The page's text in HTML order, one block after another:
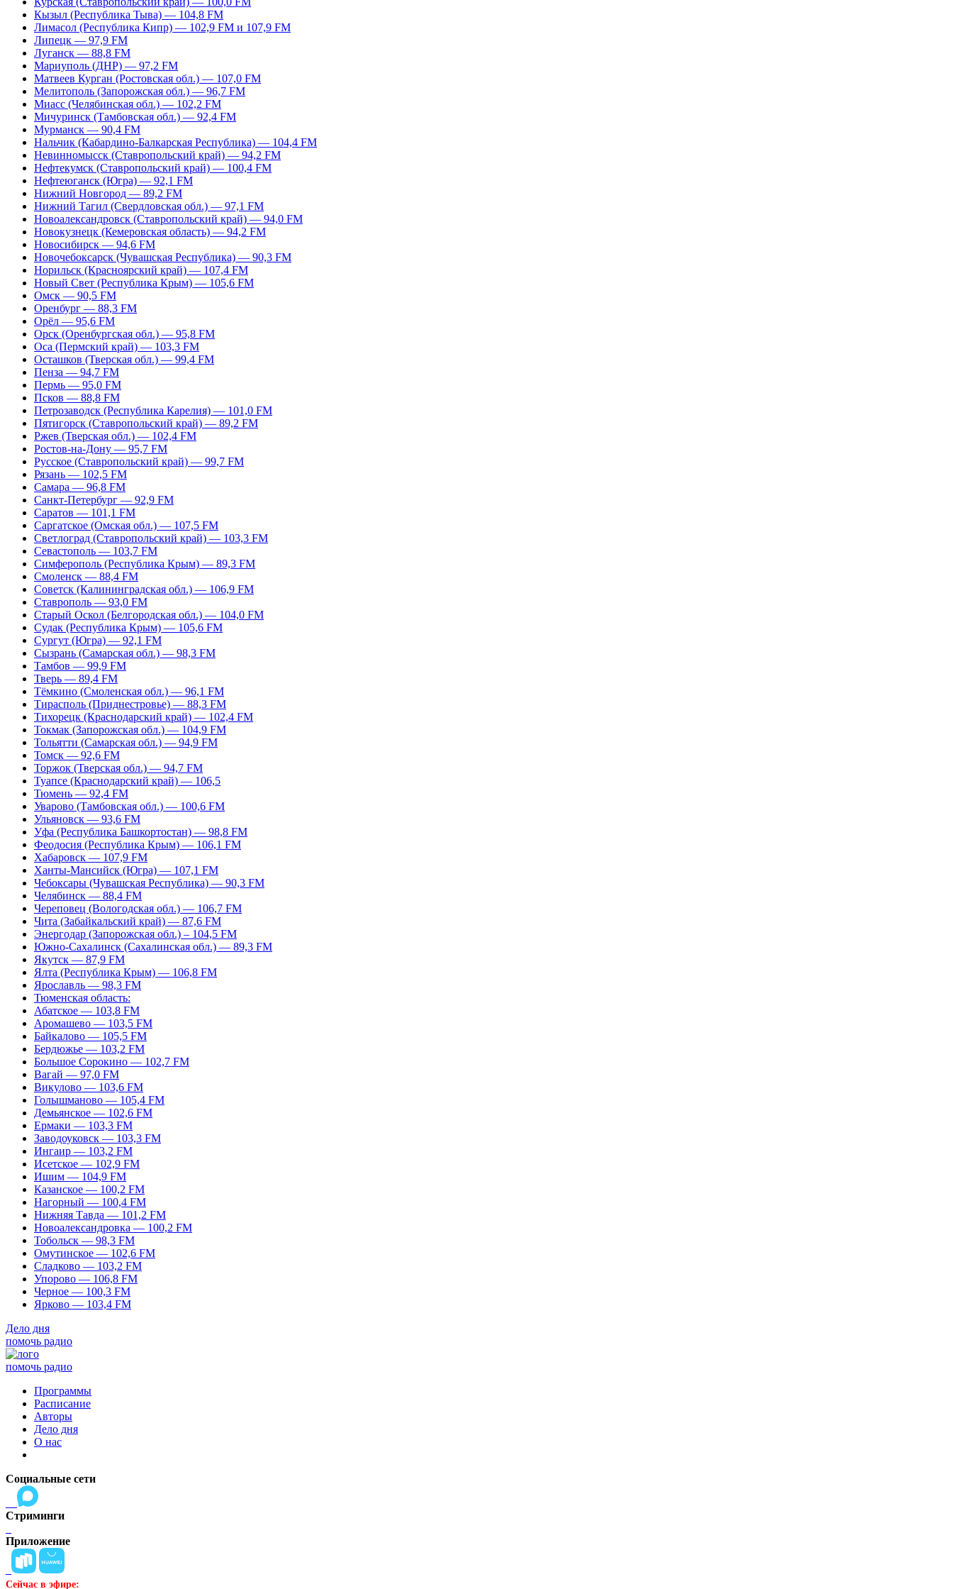
Кызыл (Республика Тыва) — 104,8 FM
Лимасол (Республика Кипр) — 102,9 FM и 107,9 FM
Липецк — 97,9 FM
Луганск — 88,8 FM
Мариуполь (ДНР) — 97,2 FM
Матвеев Курган (Ростовская обл.) — 107,0 FM
Мелитополь (Запорожская обл.) — 96,7 FM
Миасс (Челябинская обл.) — 102,2 FM
Мичуринск (Тамбовская обл.) — 92,4 FM
Мурманск — 90,4 FM
Нальчик (Кабардино-Балкарская Республика) — 104,4 FM
Невинномысск (Ставропольский край) — 94,2 FM
Нефтекумск (Ставропольский край) — 100,4 FM
Нефтеюганск (Югра) — 92,1 FM
Нижний Новгород — 89,2 FM
Нижний Тагил (Свердловская обл.) — 97,1 FM
Новоалександровск (Ставропольский край) — 94,0 FM
Новокузнецк (Кемеровская область) — 94,2 FM
Новосибирск — 94,6 FM
Новочебоксарск (Чувашская Республика) — 90,3 FM
Норильск (Красноярский край) — 107,4 FM
Новый Свет (Республика Крым) — 105,6 FM
Омск — 90,5 FM
Оренбург — 88,3 FM
Орёл — 95,6 FM
Орск (Оренбургская обл.) — 95,8 FM
Оса (Пермский край) — 103,3 FM
Осташков (Тверская обл.) — 99,4 FM
Пенза — 94,7 FM
Пермь — 95,0 FM
Псков — 88,8 FM
Петрозаводск (Республика Карелия) — 101,0 FM
Пятигорск (Ставропольский край) — 89,2 FM
Ржев (Тверская обл.) — 102,4 FM
Ростов-на-Дону — 95,7 FM
Русское (Ставропольский край) — 99,7 FM
Рязань — 102,5 FM
Самара — 96,8 FM
Санкт-Петербург — 92,9 FM
Саратов — 101,1 FM
Саргатское (Омская обл.) — 107,5 FM
Светлоград (Ставропольский край) — 103,3 FM
Севастополь — 103,7 FM
Симферополь (Республика Крым) — 89,3 FM
Смоленск — 88,4 FM
Советск (Калининградская обл.) — 106,9 FM
Ставрополь — 93,0 FM
Старый Оскол (Белгородская обл.) — 104,0 FM
Судак (Республика Крым) — 105,6 FM
Сургут (Югра) — 92,1 FM
Сызрань (Самарская обл.) — 98,3 FM
Тамбов — 99,9 FM
Тверь — 89,4 FM
Тёмкино (Смоленская обл.) — 96,1 FM
Тирасполь (Приднестровье) — 88,3 FM
Тихорецк (Краснодарский край) — 102,4 FM
Токмак (Запорожская обл.) — 104,9 FM
Тольятти (Самарская обл.) — 94,9 FM
Томск — 92,6 FM
Торжок (Тверская обл.) — 94,7 FM
Туапсе (Краснодарский край) — 106,5
Тюмень — 92,4 FM
Уварово (Тамбовская обл.) — 100,6 FM
Ульяновск — 93,6 FM
Уфа (Республика Башкортостан) — 98,8 FM
Феодосия (Республика Крым) — 106,1 FM
Хабаровск — 107,9 FM
Ханты-Мансийск (Югра) — 107,1 FM
Чебоксары (Чувашская Республика) — 90,3 FM
Челябинск — 88,4 FM
Череповец (Вологодская обл.) — 106,7 FM
Чита (Забайкальский край) — 87,6 FM
Энергодар (Запорожская обл.) – 104,5 FM
Южно-Сахалинск (Сахалинская обл.) — 89,3 FM
Якутск — 87,9 FM
Ялта (Республика Крым) — 106,8 FM
Ярославль — 98,3 FM
Тюменская область:
Абатское — 103,8 FM
Аромашево — 103,5 FM
Байкалово — 105,5 FM
Бердюжье — 103,2 FM
Большое Сорокино — 102,7 FM
Вагай — 97,0 FM
Викулово — 103,6 FM
Голышманово — 105,4 FM
Демьянское — 102,6 FM
Ермаки — 103,3 FM
Заводоуковск — 103,3 FM
Ингаир — 103,2 FM
Исетское — 102,9 FM
Ишим — 104,9 FM
Казанское — 100,2 FM
Нагорный — 100,4 FM
Нижняя Тавда — 101,2 FM
Новоалександровка — 100,2 FM
Тобольск — 98,3 FM
Омутинское — 102,6 FM
Сладково — 103,2 FM
Упорово — 106,8 FM
Черное — 100,3 FM
Ярково — 103,4 FM
Дело дня
помочь радио
помочь радио
Программы
Расписание
Авторы
Дело дня
О нас
Социальные сети
Стриминги
Приложение
Сейчас в эфире: